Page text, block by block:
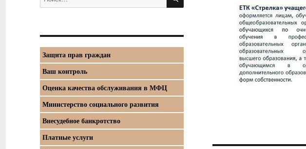
Защита прав граждан
Ваш контроль
Оценка качества обслуживания в МФЦ
Министерство социального развития
Внесудебное банкротство
Платные услуги